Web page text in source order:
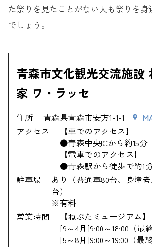
た祭りを見たことがない人も祭りを身
でしょう。
青森市文化観光交流施設
家 ワ・ラッセ
住所 青森県青森市安方1-1-1
アクセス
【車でのアクセス】
●青森中央ICから約15分
【電車でのアクセス】
●青森駅から徒歩で約1
駐車場
あり（普通車80台、身障
台）
※有料
営業時間
【ねぶたミュージアム】
[9～4月]9:00～18:00（最終
[5～8月]9:00～19:00（最終